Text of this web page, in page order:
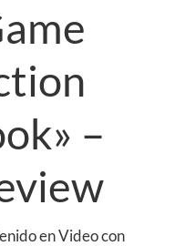
–
en Video con